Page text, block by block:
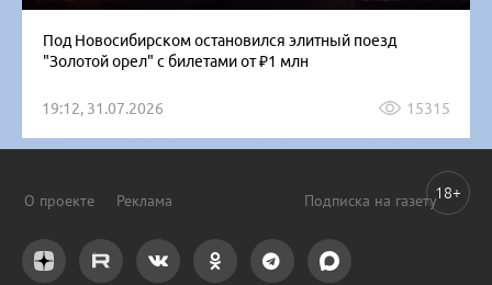
Под Новосибирском остановился элитный поезд
"Золотой орел" с билетами от ₽1 млн
19:12, 31.07.2026 15315
О проекте Реклама Подписка на газету18+